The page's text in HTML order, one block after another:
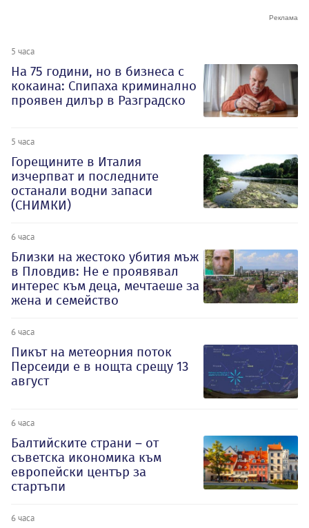
5 часа
На 75 години, но в бизнеса с
кокаина: Спипаха криминално
проявен дилър в Разградско
5 часа
Горещините в Италия
изчерпват и последните
останали водни запаси
(СНИМКИ)
6 часа
Близки на жестоко убития мъж
в Пловдив: Не е проявявал
интерес към деца, мечтаеше за
жена и семейство
6 часа
Пикът на метеорния поток
Персеиди е в нощта срещу 13
август
6 часа
Балтийските страни – от
съветска икономика към
европейски център за
стартъпи
6 часа